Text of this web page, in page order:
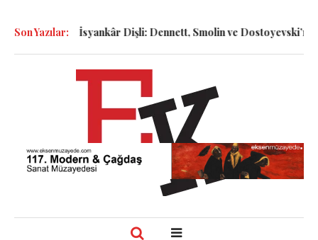
Son Yazılar:Dişli: Dennett, Smolin ve Dostoyevski’nin İzinde